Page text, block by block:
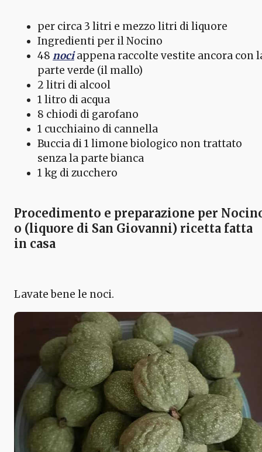
per circa 3 litri e mezzo litri di liquore
Ingredienti per il Nocino
48 nociappena raccolte vestite ancora con
parte verde (il mallo)
2 litri di alcool
1 litro di acqua
8 chiodi di garofano
1 cucchiaino di cannella
Buccia di 1 limone biologico non trattato
senza la parte bianca
1 kg di zucchero
Procedimento e preparazione per
o (liquore di San Giovanni) ricetta fatta
in casa
Lavate bene le noci.